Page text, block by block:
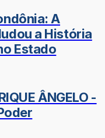
A
a História
Estado
ÂNGELO -